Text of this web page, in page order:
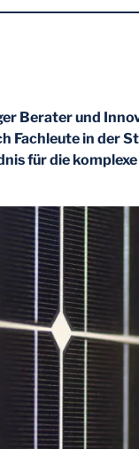
Berater und
Fachleute in der
für die